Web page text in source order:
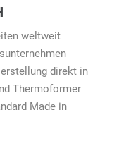
weltweit
direkt in
Thermoformer
Made in